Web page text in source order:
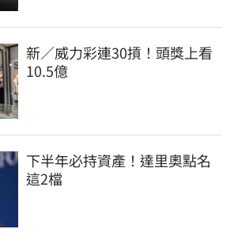
新／威力彩連30摃！頭獎上看
10.5億
下半年必持資產！達里奧點名
這2檔